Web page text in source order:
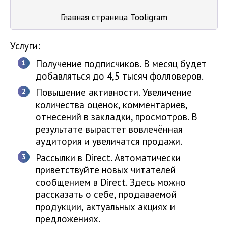
Главная страница Tooligram
Услуги:
Получение подписчиков. В месяц будет
добавляться до 4,5 тысяч фолловеров.
Повышение активности. Увеличение
количества оценок, комментариев,
отнесений в закладки, просмотров. В
результате вырастет вовлечённая
аудитория и увеличатся продажи.
Рассылки в Direct. Автоматически
приветствуйте новых читателей
сообщением в Direct. Здесь можно
рассказать о себе, продаваемой
продукции, актуальных акциях и
предложениях.